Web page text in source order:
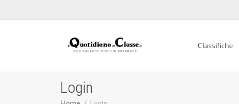
Classifiche
Login